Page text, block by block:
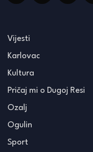
Vijesti
Karlovac
Kultura
Pričaj mi o Dugoj Resi
Ozalj
Ogulin
Sport